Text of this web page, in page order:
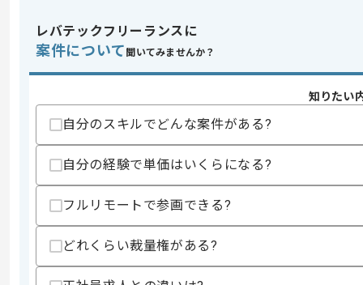
スキル
求めるスキル
1.SQL文がわかり設計書に書かれたSQL
2.日々の進捗管理、作業状況を見てメ
3.要件定義書をみながら基本設計が書け
4.発注、出荷、在庫、製造、原価、原
・基本設計書のレビューができる
上記に似た経験やスキルをお持ちであれば申
レバテックフリーランスに
案件について 聞いてみませんか？
知りたい
自分のスキルでどんな案件がある?
自分の経験で単価はいくらになる?
フルリモートで参画できる?
どれくらい裁量権がある?